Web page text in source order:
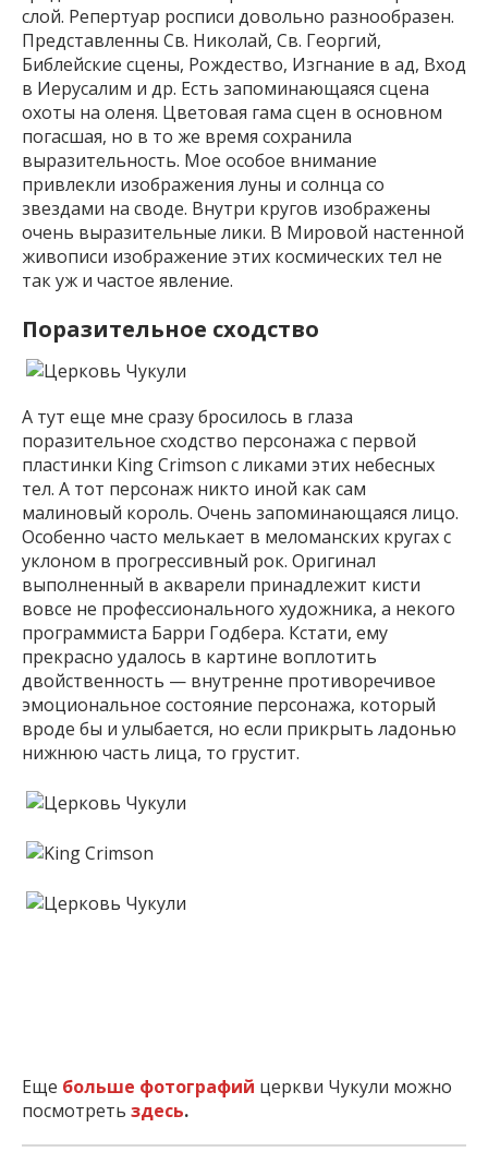
слой. Репертуар росписи довольно разнообразен.
Представленны Св. Николай, Св. Георгий,
Библейские сцены, Рождество, Изгнание в ад, Вход
в Иерусалим и др. Есть запоминающаяся сцена
охоты на оленя. Цветовая гама сцен в основном
погасшая, но в то же время сохранила
выразительность. Мое особое внимание
привлекли изображения луны и солнца со
звездами на своде. Внутри кругов изображены
очень выразительные лики. В Мировой настенной
живописи изображение этих космических тел не
так уж и частое явление.
Поразительное сходство
А тут еще мне сразу бросилось в глаза
поразительное сходство персонажа с первой
пластинки King Crimson с ликами этих небесных
тел. А тот персонаж никто иной как сам
малиновый король. Очень запоминающаяся лицо.
Особенно часто мелькает в меломанских кругах с
уклоном в прогрессивный рок. Оригинал
выполненный в акварели принадлежит кисти
вовсе не профессионального художника, а некого
программиста Барри Годбера. Кстати, ему
прекрасно удалось в картине воплотить
двойственность — внутренне противоречивое
эмоциональное состояние персонажа, который
вроде бы и улыбается, но если прикрыть ладонью
нижнюю часть лица, то грустит.
Еще больше фотографий церкви Чукули можно
посмотреть здесь.